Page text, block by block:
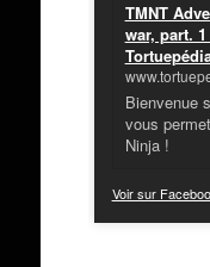
TMNT
war, part.
Bienvenue
vous
Ninja !
Voir sur